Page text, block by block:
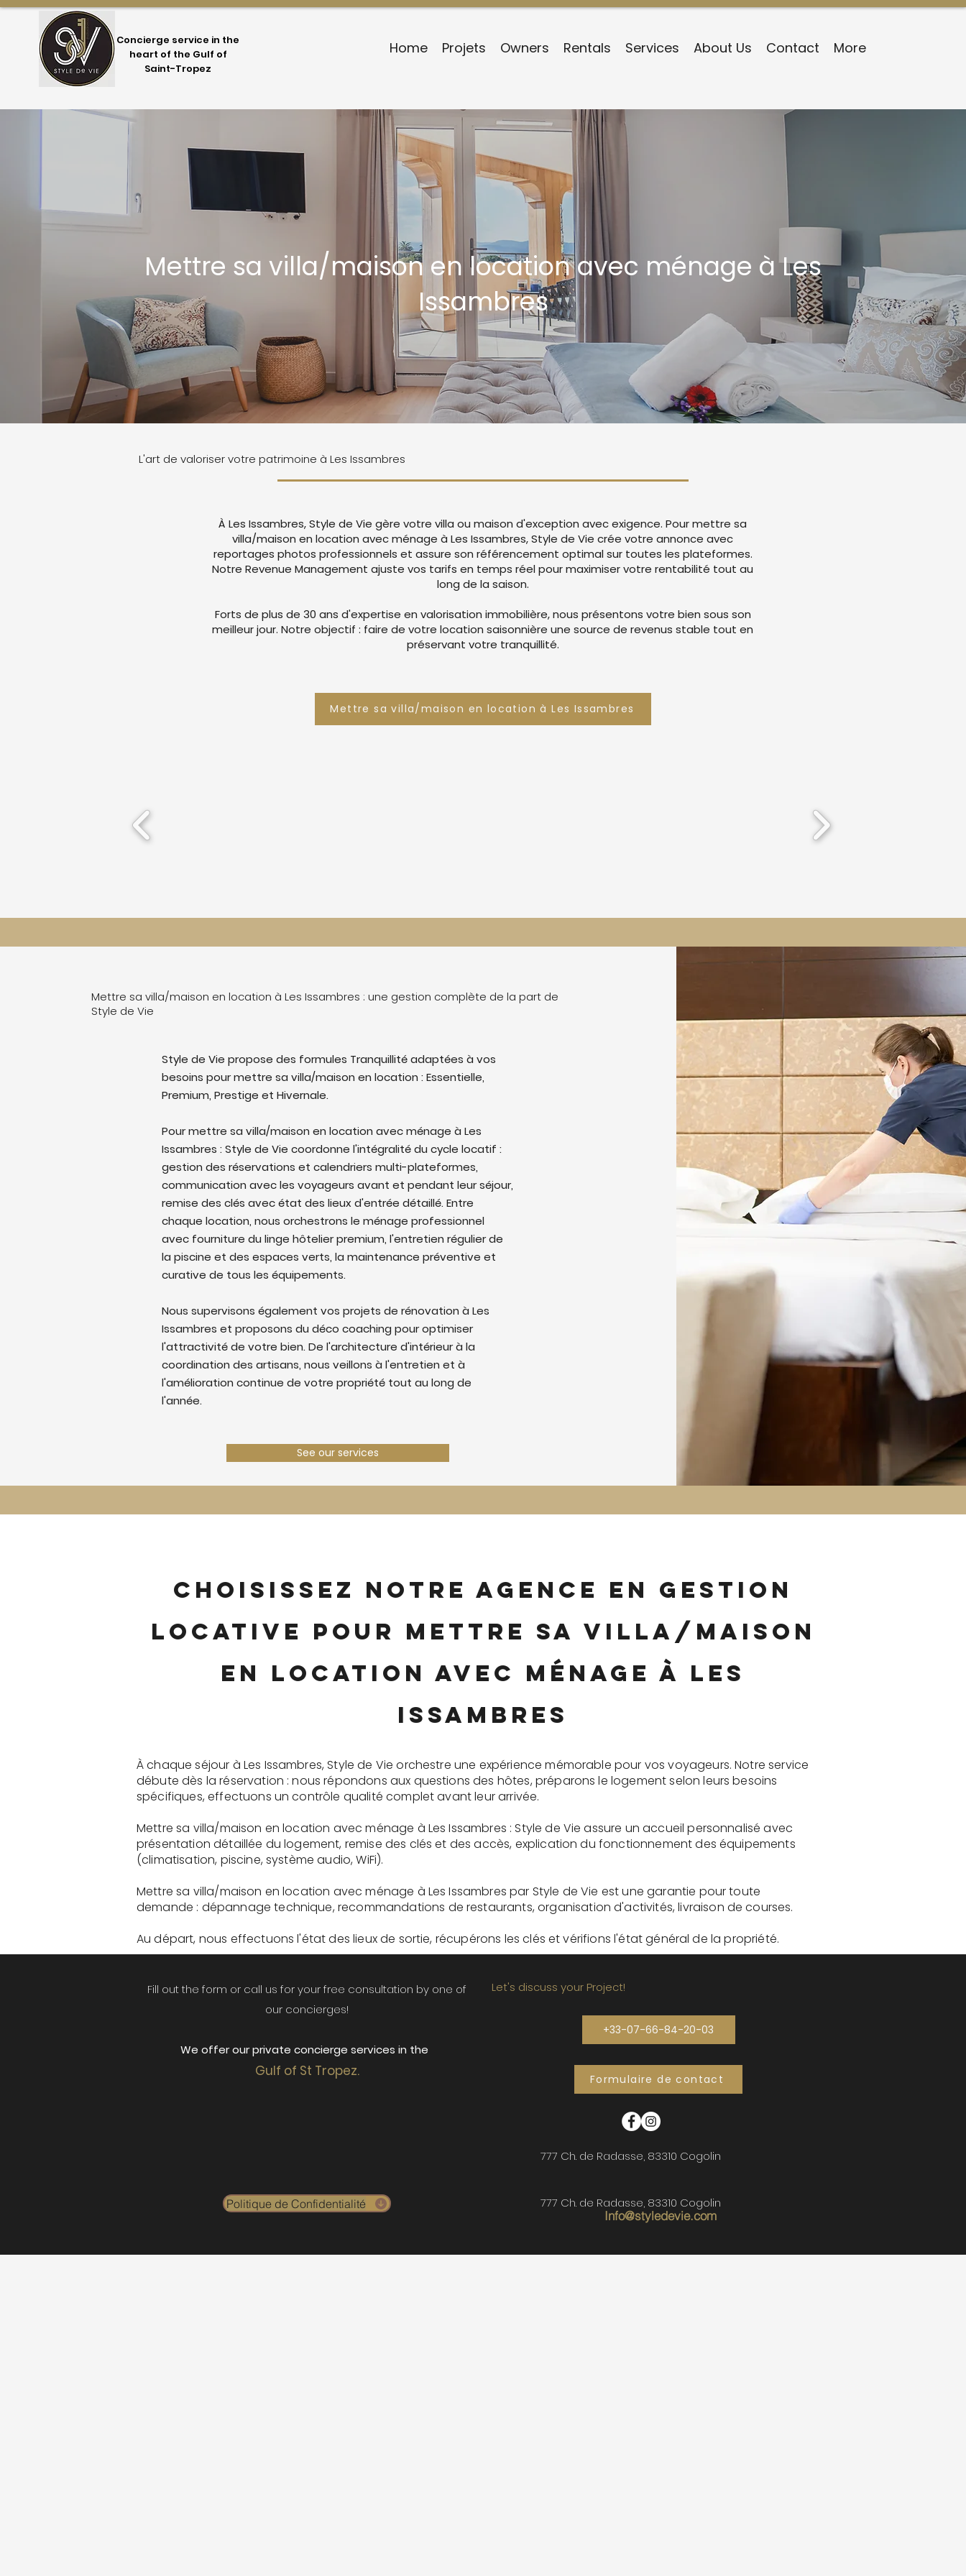
Concierge service in the
heart of the Gulf of
Saint-Tropez
Home Projets Owners Rentals Services About Us Contact More
Mettre sa villa/maison en location avec ménage à Les
Issambres
L'art de valoriser votre patrimoine à Les Issambres
À Les Issambres, Style de Vie gère votre villa ou maison d'exception avec exigence. Pour mettre sa
villa/maison en location avec ménage à Les Issambres, Style de Vie crée votre annonce avec
reportages photos professionnels et assure son référencement optimal sur toutes les plateformes.
Notre Revenue Management ajuste vos tarifs en temps réel pour maximiser votre rentabilité tout au
long de la saison.
Forts de plus de 30 ans d'expertise en valorisation immobilière, nous présentons votre bien sous son
meilleur jour. Notre objectif : faire de votre location saisonnière une source de revenus stable tout en
préservant votre tranquillité.
Mettre sa villa/maison en location à Les Issambres
Mettre sa villa/maison en location à Les Issambres : une gestion complète de la part de
Style de Vie
Style de Vie propose des formules Tranquillité adaptées à vos
besoins pour mettre sa villa/maison en location : Essentielle,
Premium, Prestige et Hivernale.
Pour mettre sa villa/maison en location avec ménage à Les
Issambres : Style de Vie coordonne l'intégralité du cycle locatif :
gestion des réservations et calendriers multi-plateformes,
communication avec les voyageurs avant et pendant leur séjour,
remise des clés avec état des lieux d'entrée détaillé. Entre
chaque location, nous orchestrons le ménage professionnel
avec fourniture du linge hôtelier premium, l'entretien régulier de
la piscine et des espaces verts, la maintenance préventive et
curative de tous les équipements.
Nous supervisons également vos projets de rénovation à Les
Issambres et proposons du déco coaching pour optimiser
l'attractivité de votre bien. De l'architecture d'intérieur à la
coordination des artisans, nous veillons à l'entretien et à
l'amélioration continue de votre propriété tout au long de
l'année.
See our services
Choisissez notre agence en gestion
locative pour mettre sa villa/maison
en location avec ménage à Les
Issambres
À chaque séjour à Les Issambres, Style de Vie orchestre une expérience mémorable pour vos voyageurs. Notre service
débute dès la réservation : nous répondons aux questions des hôtes, préparons le logement selon leurs besoins
spécifiques, effectuons un contrôle qualité complet avant leur arrivée.
Mettre sa villa/maison en location avec ménage à Les Issambres : Style de Vie assure un accueil personnalisé avec
présentation détaillée du logement, remise des clés et des accès, explication du fonctionnement des équipements
(climatisation, piscine, système audio, WiFi).
Mettre sa villa/maison en location avec ménage à Les Issambres par Style de Vie est une garantie pour toute
demande : dépannage technique, recommandations de restaurants, organisation d'activités, livraison de courses.
Au départ, nous effectuons l'état des lieux de sortie, récupérons les clés et vérifions l'état général de la propriété.
Fill out the form or call us for your free consultation by one of
our concierges!
We offer our private concierge services in the
Gulf of St Tropez.
Politique de Confidentialité
Let's discuss your Project!
+33-07-66-84-20-03
Formulaire de contact
777 Ch. de Radasse, 83310 Cogolin
Info@styledevie.com
777 Ch. de Radasse, 83310 Cogolin